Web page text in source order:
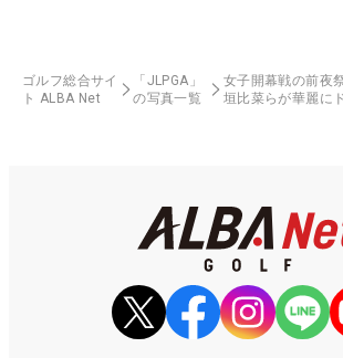
ゴルフ総合サイ
ト ALBA Net
「JLPGA」
の写真一覧
女子開幕戦の前夜
垣比菜らが華麗に